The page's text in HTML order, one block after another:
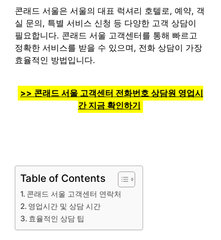
콘래드 서울은 서울의 대표 럭셔리 호텔로, 예약, 객
실 문의, 특별 서비스 신청 등 다양한 고객 상담이
필요합니다. 콘래드 서울 고객센터를 통해 빠르고
정확한 서비스를 받을 수 있으며, 전화 상담이 가장
효율적인 방법입니다.
>> 콘래드 서울 고객센터 전화번호 상담원 영업시
간 지금 확인하기
Table of Contents
콘래드 서울 고객센터 연락처
영업시간 및 상담 시간
효율적인 상담 팁